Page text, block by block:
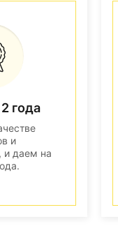
года
и
и даем на